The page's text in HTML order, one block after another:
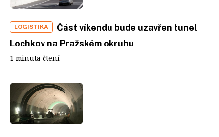
LOGISTIKA
Část víkendu bude uzavřen tunel
Lochkov na Pražském okruhu
1 minuta čtení